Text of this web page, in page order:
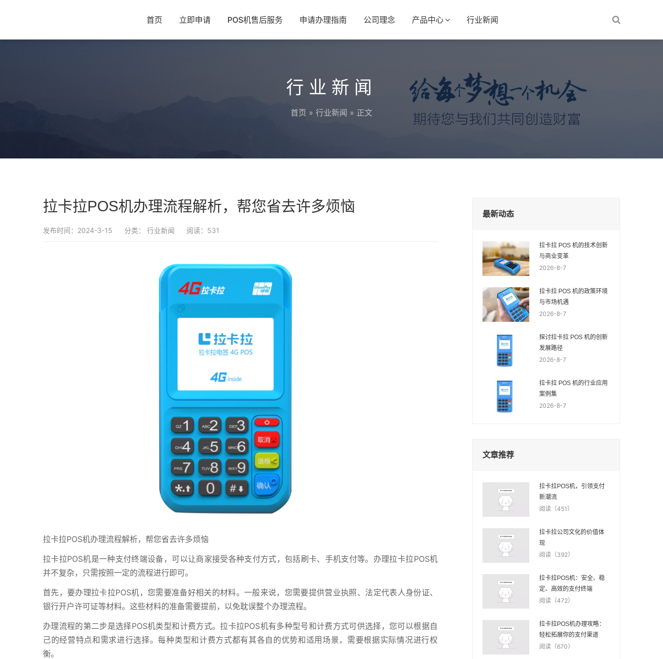
首页 立即申请 POS机售后服务 申请办理指南 公司理念 产品中心 行业新闻
行业新闻
首页 » 行业新闻 » 正文
拉卡拉POS机办理流程解析，帮您省去许多烦恼
发布时间：2024-3-15 分类： 行业新闻 阅读：531
拉卡拉POS机办理流程解析，帮您省去许多烦恼
拉卡拉POS机是一种支付终端设备，可以让商家接受各种支付方式，包括刷卡、手机支付等。办理拉卡拉POS机
并不复杂，只需按照一定的流程进行即可。
首先，要办理拉卡拉POS机，您需要准备好相关的材料。一般来说，您需要提供营业执照、法定代表人身份证、
银行开户许可证等材料。这些材料的准备需要提前，以免耽误整个办理流程。
办理流程的第二步是选择POS机类型和计费方式。拉卡拉POS机有多种型号和计费方式可供选择，您可以根据自
己的经营特点和需求进行选择。每种类型和计费方式都有其各自的优势和适用场景，需要根据实际情况进行权
衡。
最新动态
拉卡拉 POS 机的技术创新
与商业变革
2026-8-7
拉卡拉 POS 机的政策环境
与市场机遇
2026-8-7
探讨拉卡拉 POS 机的创新
发展路径
2026-8-7
拉卡拉 POS 机的行业应用
案例集
2026-8-7
文章推荐
拉卡拉POS机，引领支付
新潮流
阅读（451）
拉卡拉公司文化的价值体
现
阅读（392）
拉卡拉POS机：安全、稳
定、高效的支付终端
阅读（472）
拉卡拉POS机办理攻略：
轻松拓展你的支付渠道
阅读（670）